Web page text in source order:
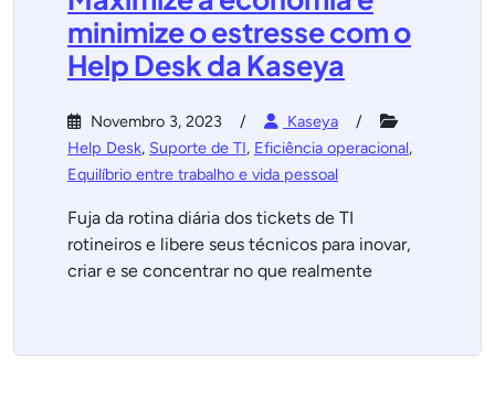
minimize o estresse com o
Help Desk da Kaseya
Novembro 3, 2023
Kaseya
Help Desk, Suporte de TI, Eficiência operacional,
Equilíbrio entre trabalho e vida pessoal
Fuja da rotina diária dos tickets de TI
rotineiros e libere seus técnicos para inovar,
criar e se concentrar no que realmente